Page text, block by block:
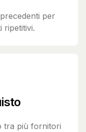
per
ripetitivi.
tra più fornitori